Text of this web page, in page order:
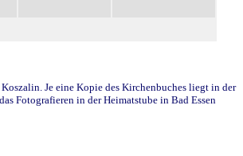
Je eine Kopie des Kirchenbuches liegt in der
Fotografieren in der Heimatstube in Bad Essen